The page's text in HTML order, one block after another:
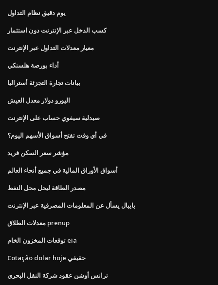
يوم دقيق نظام التداول
كسب الدخل عبر الإنترنت دون استثمار
معيار معدلات التداول عبر الإنترنت
أداء بورصة هلسنكي
بيانات تجارة التجزئة أستراليا
اليورو دولار معدل العيش
صيدلية سيفوي حساب على الإنترنت
في أي وقت تفتح أسواق الأسهم اليوم؟
مؤشر سعر السكن فريد
أسواق الأوراق المالية في جميع أنحاء العالم
مصدر الطاقة ليحل محل النفط
بايبال يسأل عن المعلومات المصرفية عبر الإنترنت
معدلات الطلاق prenup
توقعات المخزون الخام eia
Cotação dolar hoje حقيقي
ترانس أوشن عقود شركة النقل البحري